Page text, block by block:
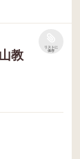
教
リストに
保存